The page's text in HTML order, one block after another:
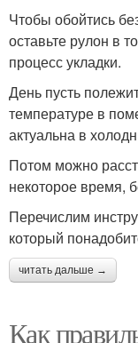
Чтобы обойтись
оставьте рулон в
процесс укладки.
День пусть
температуре в
актуальна в
Потом можно
некоторое время,
Перечислим
который
читать дальше →
Как